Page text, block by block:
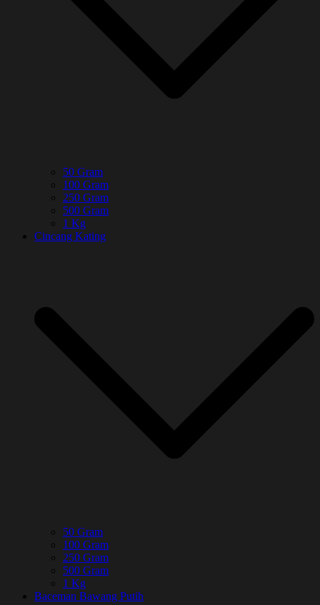
50 Gram
100 Gram
250 Gram
500 Gram
1 Kg
Cincang Kating
50 Gram
100 Gram
250 Gram
500 Gram
1 Kg
Baceman Bawang Putih